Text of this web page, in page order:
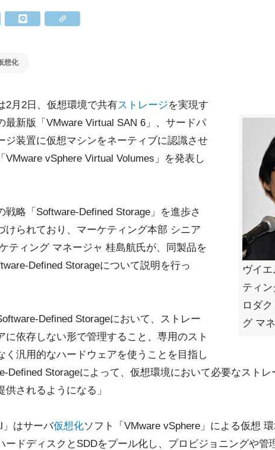
想化
ヴイ
ティ
ロダ
グ マ
2月2日、仮想環境で共有ストレージを実現す
最新版「VMware Virtual SAN 6」、サードパ
ジ装置に仮想マシンをネーティブに認識させ
VMware vSphere Virtual Volumes」を発表し
戦略「Software-Defined Storage」を進歩さ
けられており、マーケティング本部 シニア
ティング マネージャ 桂島航氏が、同製品を
Defined Storageについて説明を行っ
Defined Storageにおいて、ストレー
に依存しない形で管理すること、専用のスト
く汎用的なハードウェアを使うことを目指し
Defined Storageによって、仮想環境において必要なストレ
されるようになる」
」はサーバ仮想化ソフト「VMware vSphere」による仮想
ードディスクとSDDをプール化し、プロビジョニングや管